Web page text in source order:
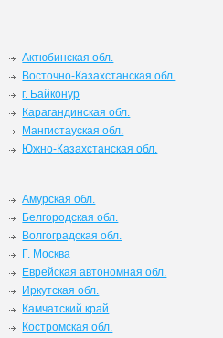
Актюбинская обл.
Восточно-Казахстанская обл.
г. Байконур
Карагандинская обл.
Мангистауская обл.
Южно-Казахстанская обл.
Амурская обл.
Белгородская обл.
Волгоградская обл.
Г. Москва
Еврейская автономная обл.
Иркутская обл.
Камчатский край
Костромская обл.